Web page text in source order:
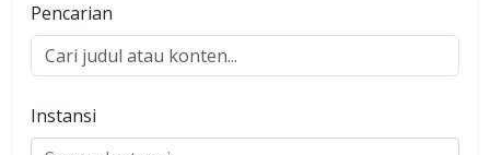
Pencarian
Instansi